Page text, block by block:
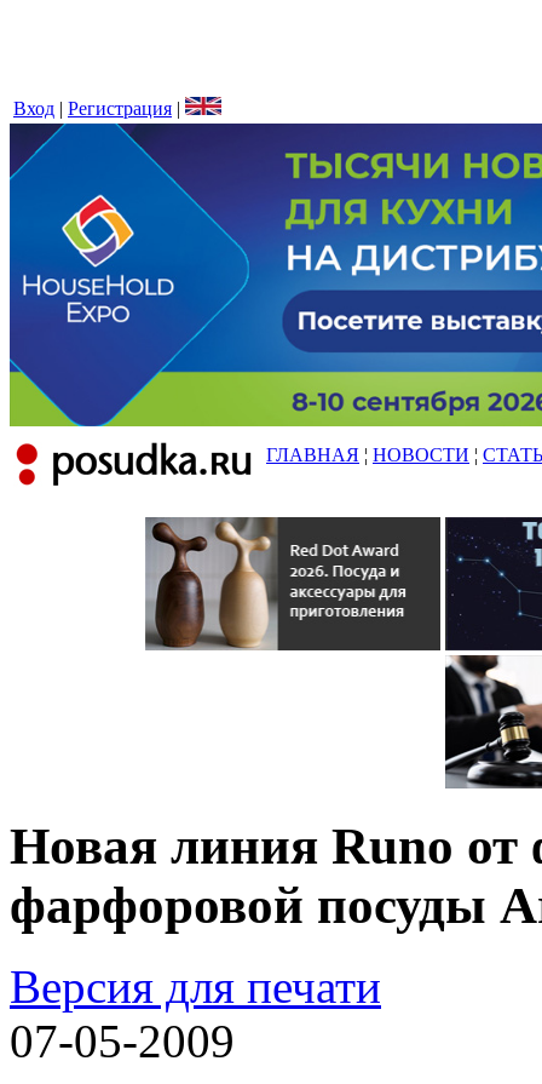
Вход | Регистрация |
ГЛАВНАЯ ¦ НОВОСТИ ¦
Новая линия Runo от
фарфоровой посуды
Версия для печати
07-05-2009